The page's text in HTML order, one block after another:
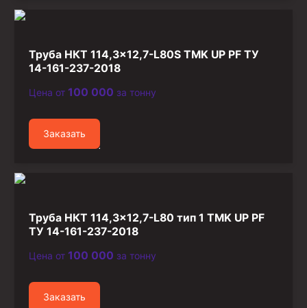
Труба НКТ 114,3×12,7-L80S TMK UP PF ТУ
14-161-237-2018
Цена от 100 000 за тонну
Заказать
Труба НКТ 114,3×12,7-L80 тип 1 TMK UP PF
ТУ 14-161-237-2018
Цена от 100 000 за тонну
Заказать